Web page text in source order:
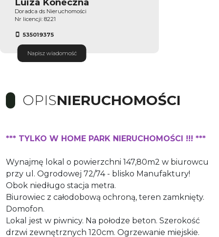
Doradca ds Nieruchomości
Nr licencji: 8221
535019375
Napisz wiadomość
OPISNIERUCHOMOŚCI
*** TYLKO W HOME PARK NIERUCHOMOŚCI !!! ***
Wynajmę lokal o powierzchni 147,80m2 w biurowcu
przy ul. Ogrodowej 72/74 - blisko Manufaktury!
Obok niedługo stacja metra.
Biurowiec z całodobową ochroną, teren zamknięty.
Domofon.
Lokal jest w piwnicy. Na połodze beton. Szerokość
drzwi zewnętrznych 120cm. Ogrzewanie miejskie.